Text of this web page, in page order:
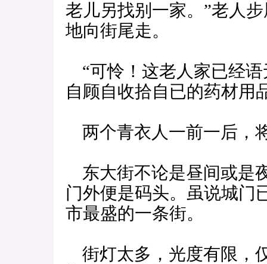
老儿另找别一家。”老人
地向街尾走。
“可怜！这老人家已经语
自顾自收拾自已的药材用
两个青衣人一前一后，
东大街不论是昼间或是
门外便是码头。虽说城门
市最盛的一条街。
街灯太多，光度有限，